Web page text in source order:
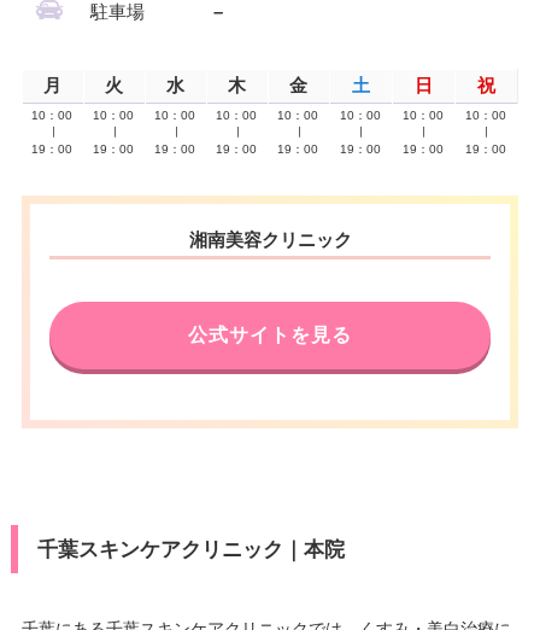
駐車場 –
月 火 水 木 金 土 日 祝
10：00
19：00
10：00
19：00
10：00
19：00
10：00
19：00
10：00
19：00
10：00
19：00
10：00
19：00
10：00
19：00
湘南美容クリニック
公式サイトを見る
千葉スキンケアクリニック｜本院